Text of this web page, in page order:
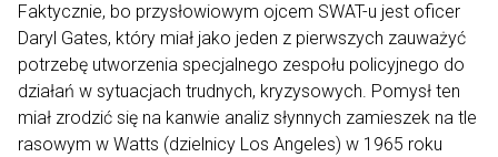
Faktycznie, bo przysłowiowym ojcem SWAT-u jest oficer
Daryl Gates, który miał jako jeden z pierwszych zauważyć
potrzebę utworzenia specjalnego zespołu policyjnego do
działań w sytuacjach trudnych, kryzysowych. Pomysł ten
miał zrodzić się na kanwie analiz słynnych zamieszek na tle
rasowym w Watts (dzielnicy Los Angeles) w 1965 roku